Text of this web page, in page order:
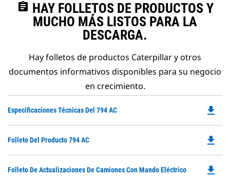
assignment HAY FOLLETOS DE PRODUCTOS Y
MUCHO MÁS LISTOS PARA LA
DESCARGA.
Hay folletos de productos Caterpillar y otros
documentos informativos disponibles para su negocio
en crecimiento.
Especificaciones Técnicas Del 794 AC
a
file_download
Folleto Del Producto 794 AC file_download
Folleto De Actualizaciones De Camiones Con Mando Eléctrico file_download